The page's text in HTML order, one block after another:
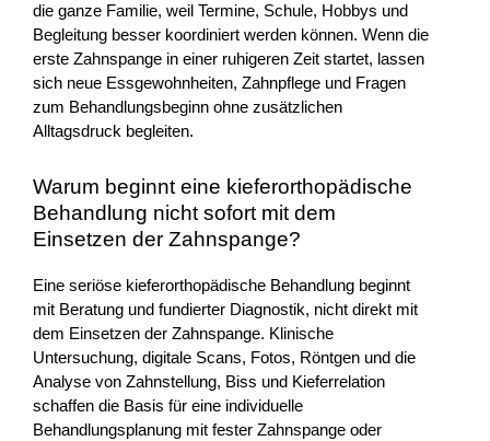
die ganze Familie, weil Termine, Schule, Hobbys und
Begleitung besser koordiniert werden können. Wenn die
erste Zahnspange in einer ruhigeren Zeit startet, lassen
sich neue Essgewohnheiten, Zahnpflege und Fragen
zum Behandlungsbeginn ohne zusätzlichen
Alltagsdruck begleiten.
Warum beginnt eine kieferorthopädische
Behandlung nicht sofort mit dem
Einsetzen der Zahnspange?
Eine seriöse kieferorthopädische Behandlung beginnt
mit Beratung und fundierter Diagnostik, nicht direkt mit
dem Einsetzen der Zahnspange. Klinische
Untersuchung, digitale Scans, Fotos, Röntgen und die
Analyse von Zahnstellung, Biss und Kieferrelation
schaffen die Basis für eine individuelle
Behandlungsplanung mit fester Zahnspange oder